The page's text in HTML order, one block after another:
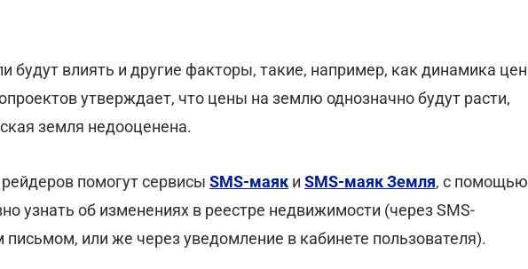
будут влиять и другие факторы, такие, например, как динамика цен
утверждает, что цены на землю однозначно будут расти,
земля недооценена.
помогут сервисы SMS-маяк и SMS-маяк Земля, с помощью
узнать об изменениях в реестре недвижимости (через SMS-
или же через уведомление в кабинете пользователя).